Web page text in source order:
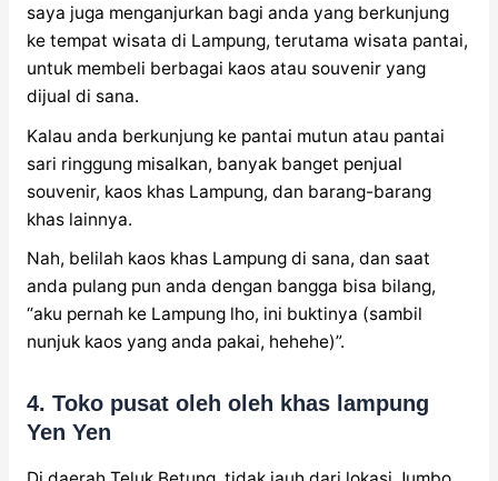
saya juga menganjurkan bagi anda yang berkunjung
ke tempat wisata di Lampung, terutama wisata pantai,
untuk membeli berbagai kaos atau souvenir yang
dijual di sana.
Kalau anda berkunjung ke pantai mutun atau pantai
sari ringgung misalkan, banyak banget penjual
souvenir, kaos khas Lampung, dan barang-barang
khas lainnya.
Nah, belilah kaos khas Lampung di sana, dan saat
anda pulang pun anda dengan bangga bisa bilang,
“aku pernah ke Lampung lho, ini buktinya (sambil
nunjuk kaos yang anda pakai, hehehe)”.
4. Toko pusat oleh oleh khas lampung
Yen Yen